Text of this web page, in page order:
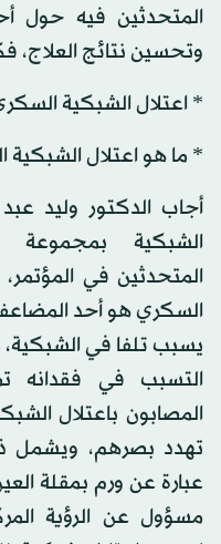
المتحدثين فيه حول
وتحسين نتائج العلاج،
* اعتلال الشبكية
* ما هو اعتلال
أجاب الدكتور وليد
الشبكية بمجموعة
المتحدثين في
السكري هو أحد
يسبب تلفا في
التسبب في فقدانه
المصابون باعتلال
تهدد بصرهم، ويشمل
عبارة عن ورم بمقلة
مسؤول عن الرؤية